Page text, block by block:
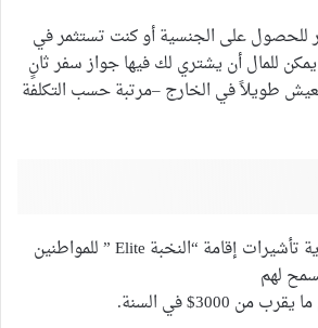
للحصول على الجنسية أو كنت تستثمر في
، فهناك 23 دولة يمكن للمال أن يشتري لك فيها جواز سفر ثانٍ
طويلاً في الخارج –مرتبة حسب التكلفة
تقدم الحكومة التايلاندية تأشيرات إقامة “النخبة Elite ” للمواطنين
لهم
3000$ في السنة.